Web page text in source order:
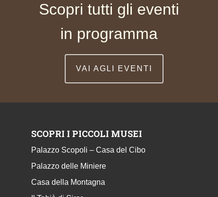
Scopri tutti gli eventi
in programma
VAI AGLI EVENTI
SCOPRI I PICCOLI MUSEI
Palazzo Scopoli – Casa del Cibo
Palazzo delle Miniere
Casa della Montagna